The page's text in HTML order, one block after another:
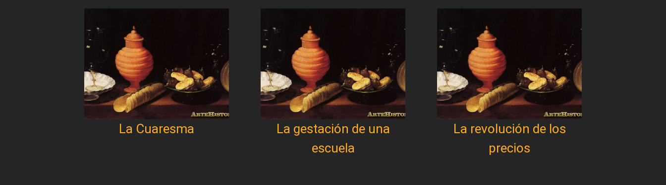
La Cuaresma
La gestación de una
escuela
La revolución de los
precios